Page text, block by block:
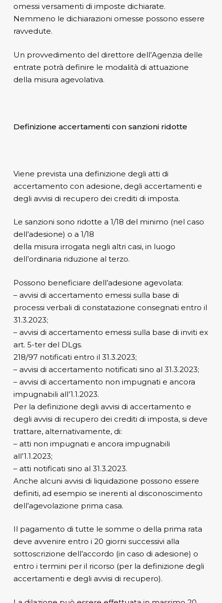
omessi versamenti di imposte dichiarate.
Nemmeno le dichiarazioni omesse possono essere
ravvedute.
Un provvedimento del direttore dell’Agenzia delle
entrate potrà definire le modalità di attuazione
della misura agevolativa.
Definizione accertamenti con sanzioni ridotte
Viene prevista una definizione degli atti di
accertamento con adesione, degli accertamenti e
degli avvisi di recupero dei crediti di imposta.
Le sanzioni sono ridotte a 1/18 del minimo (nel caso
dell’adesione) o a 1/18
della misura irrogata negli altri casi, in luogo
dell’ordinaria riduzione al terzo.
Possono beneficiare dell’adesione agevolata:
– avvisi di accertamento emessi sulla base di
processi verbali di constatazione consegnati entro il
31.3.2023;
– avvisi di accertamento emessi sulla base di inviti ex
art. 5-ter del DLgs.
218/97 notificati entro il 31.3.2023;
– avvisi di accertamento notificati sino al 31.3.2023;
– avvisi di accertamento non impugnati e ancora
impugnabili all’1.1.2023.
Per la definizione degli avvisi di accertamento e
degli avvisi di recupero dei crediti di imposta, si deve
trattare, alternativamente, di:
– atti non impugnati e ancora impugnabili
all’1.1.2023;
– atti notificati sino al 31.3.2023.
Anche alcuni avvisi di liquidazione possono essere
definiti, ad esempio se inerenti al disconoscimento
dell’agevolazione prima casa.
Il pagamento di tutte le somme o della prima rata
deve avvenire entro i 20 giorni successivi alla
sottoscrizione dell’accordo (in caso di adesione) o
entro i termini per il ricorso (per la definizione degli
accertamenti e degli avvisi di recupero).